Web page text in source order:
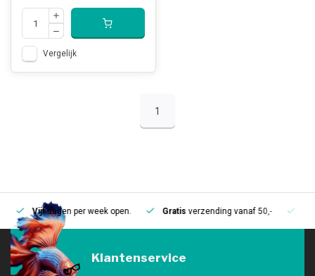
Vergelijk
1
Vijfdagen per week open. Gratisverzending vanaf 50,-
Klantenservice